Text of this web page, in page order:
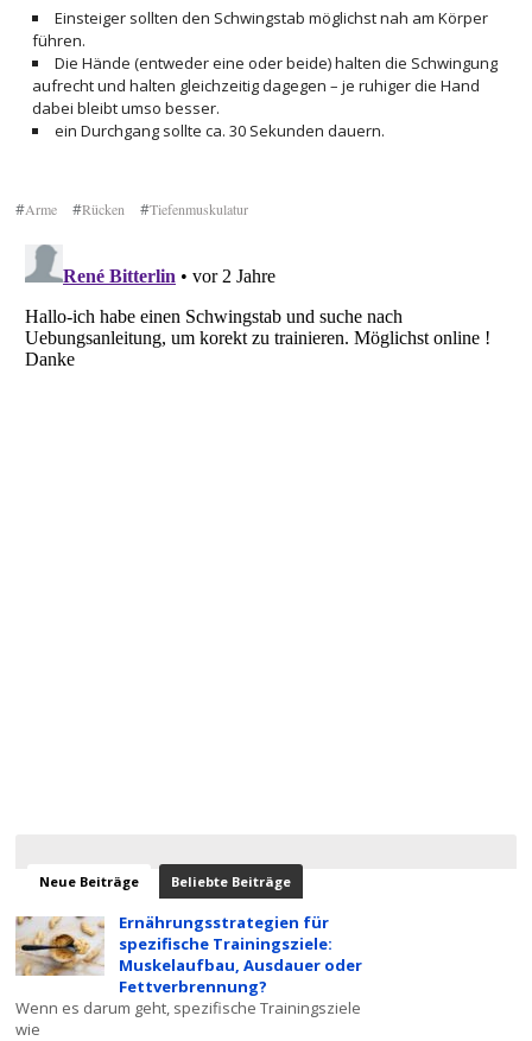
Einsteiger sollten den Schwingstab möglichst nah am Körper
führen.
Die Hände (entweder eine oder beide) halten die Schwingung
aufrecht und halten gleichzeitig dagegen – je ruhiger die Hand
dabei bleibt umso besser.
ein Durchgang sollte ca. 30 Sekunden dauern.
#Arme #Rücken #Tiefenmuskulatur
Neue Beiträge Beliebte Beiträge
Ernährungsstrategien für
spezifische Trainingsziele:
Muskelaufbau, Ausdauer oder
Fettverbrennung?
Wenn es darum geht, spezifische Trainingsziele
wie